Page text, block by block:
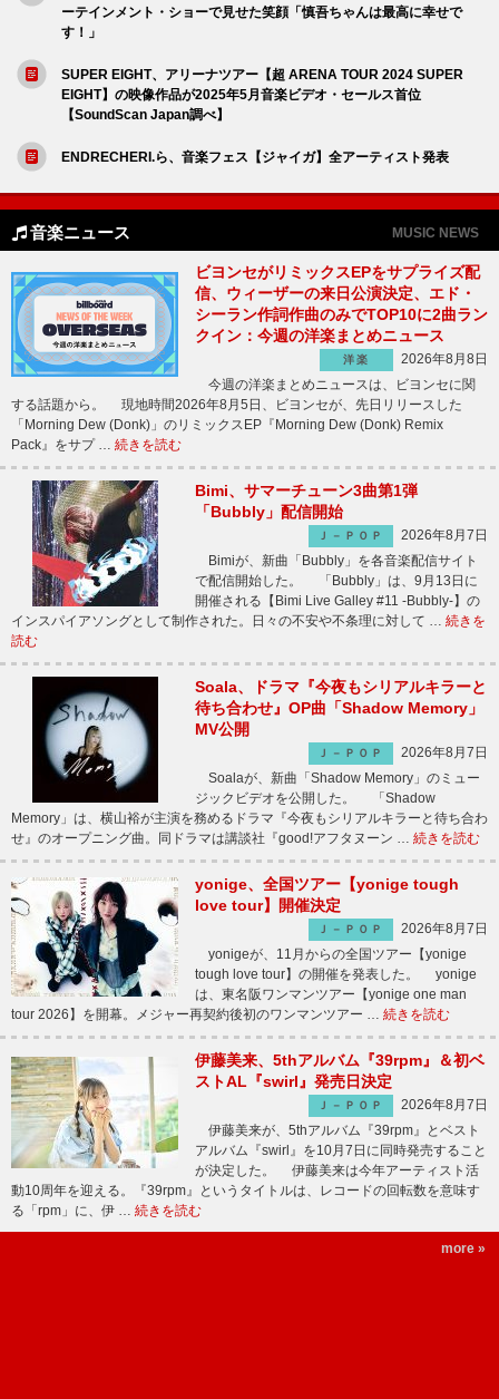
ーテインメント・ショーで見せた笑顔「慎吾ちゃんは最高に幸せで
す！」
SUPER EIGHT、アリーナツアー【超 ARENA TOUR 2024 SUPER
EIGHT】の映像作品が2025年5月音楽ビデオ・セールス首位
【SoundScan Japan調べ】
ENDRECHERI.ら、音楽フェス【ジャイガ】全アーティスト発表
音楽ニュース MUSIC NEWS
ビヨンセがリミックスEPをサプライズ配
信、ウィーザーの来日公演決定、エド・
シーラン作詞作曲のみでTOP10に2曲ラン
クイン：今週の洋楽まとめニュース
洋楽
2026年8月8日
今週の洋楽まとめニュースは、ビヨンセに関
する話題から。 現地時間2026年8月5日、ビヨンセが、先日リリースした
「Morning Dew (Donk)」のリミックスEP『Morning Dew (Donk) Remix
Pack』をサプ … 続きを読む
Bimi、サマーチューン3曲第1弾
「Bubbly」配信開始
Ｊ－ＰＯＰ
2026年8月7日
Bimiが、新曲「Bubbly」を各音楽配信サイト
で配信開始した。 「Bubbly」は、9月13日に
開催される【Bimi Live Galley #11 -Bubbly-】の
インスパイアソングとして制作された。日々の不安や不条理に対して … 続きを
読む
Soala、ドラマ『今夜もシリアルキラーと
待ち合わせ』OP曲「Shadow Memory」
MV公開
Ｊ－ＰＯＰ
2026年8月7日
Soalaが、新曲「Shadow Memory」のミュー
ジックビデオを公開した。 「Shadow
Memory」は、横山裕が主演を務めるドラマ『今夜もシリアルキラーと待ち合わ
せ』のオープニング曲。同ドラマは講談社『good!アフタヌーン … 続きを読む
yonige、全国ツアー【yonige tough
love tour】開催決定
Ｊ－ＰＯＰ
2026年8月7日
yonigeが、11月からの全国ツアー【yonige
tough love tour】の開催を発表した。 yonige
は、東名阪ワンマンツアー【yonige one man
tour 2026】を開幕。メジャー再契約後初のワンマンツアー … 続きを読む
伊藤美来、5thアルバム『39rpm』＆初ベ
ストAL『swirl』発売日決定
Ｊ－ＰＯＰ
2026年8月7日
伊藤美来が、5thアルバム『39rpm』とベスト
アルバム『swirl』を10月7日に同時発売すること
が決定した。 伊藤美来は今年アーティスト活
動10周年を迎える。『39rpm』というタイトルは、レコードの回転数を意味す
る「rpm」に、伊 … 続きを読む
more »